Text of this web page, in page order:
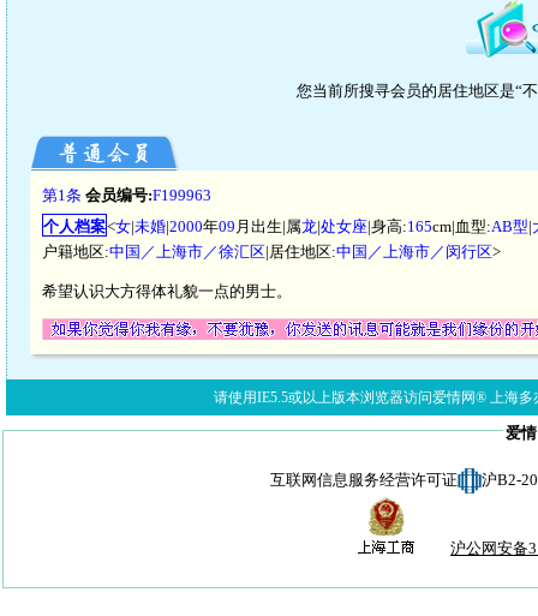
您当前所搜寻会员的居住地区是“
第1条 会员编号:F199963
个人档案<女|未婚|2000年09 月出生|属龙|处女座|身高:165cm|血型:AB型|
户籍地区:中国／上海市／徐汇区|居住地区:中国／上海市／闵行区>
希望认识大方得体礼貌一点的男士。
请使用IE5.5或以上版本浏览器访问爱情网® 上海多
爱
互联网信息服务经营许可证 沪B2-
沪公网安备